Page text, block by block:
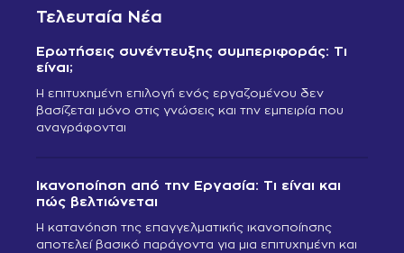
Τελευταία Νέα
Ερωτήσεις συνέντευξης συμπεριφοράς: Τι
είναι;
Η επιτυχημένη επιλογή ενός εργαζομένου δεν
βασίζεται μόνο στις γνώσεις και την εμπειρία που
αναγράφονται
Ικανοποίηση από την Εργασία: Τι είναι και
πώς βελτιώνεται
Η κατανόηση της επαγγελματικής ικανοποίησης
αποτελεί βασικό παράγοντα για μια επιτυχημένη και